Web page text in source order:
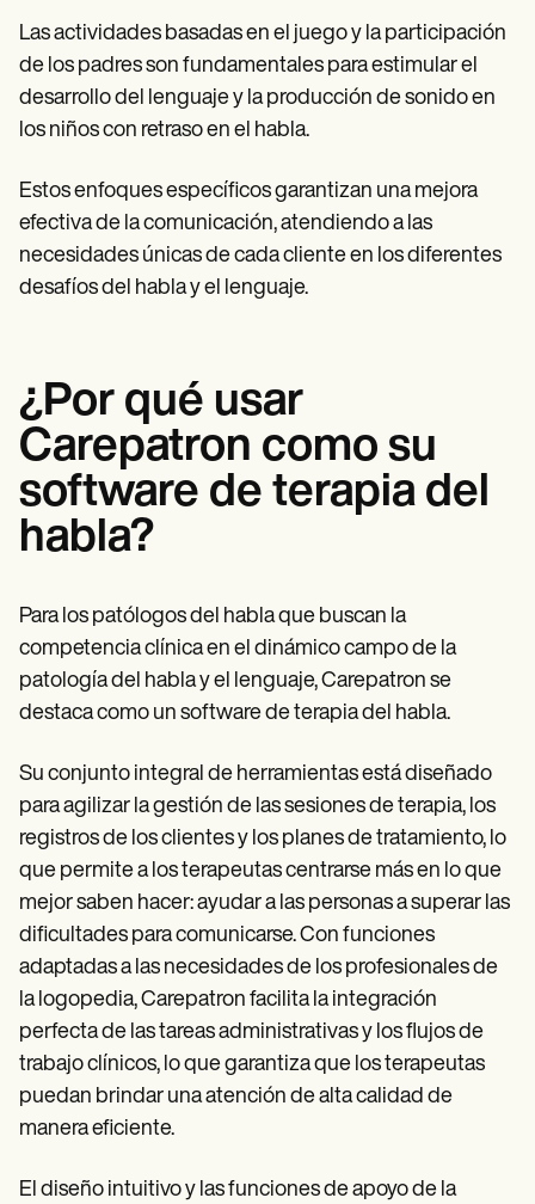
Las actividades basadas en el juego y la participación
de los padres son fundamentales para estimular el
desarrollo del lenguaje y la producción de sonido en
los niños con retraso en el habla.
Estos enfoques específicos garantizan una mejora
efectiva de la comunicación, atendiendo a las
necesidades únicas de cada cliente en los diferentes
desafíos del habla y el lenguaje.
¿Por qué usar
Carepatron como su
software de terapia del
habla?
Para los patólogos del habla que buscan la
competencia clínica en el dinámico campo de la
patología del habla y el lenguaje, Carepatron se
destaca como un software de terapia del habla.
Su conjunto integral de herramientas está diseñado
para agilizar la gestión de las sesiones de terapia, los
registros de los clientes y los planes de tratamiento, lo
que permite a los terapeutas centrarse más en lo que
mejor saben hacer: ayudar a las personas a superar las
dificultades para comunicarse. Con funciones
adaptadas a las necesidades de los profesionales de
la logopedia, Carepatron facilita la integración
perfecta de las tareas administrativas y los flujos de
trabajo clínicos, lo que garantiza que los terapeutas
puedan brindar una atención de alta calidad de
manera eficiente.
El diseño intuitivo y las funciones de apoyo de la